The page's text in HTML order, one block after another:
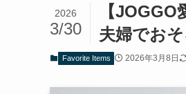
【
夫婦でお
2026
3/30
Favorite Items 2026年3月8日